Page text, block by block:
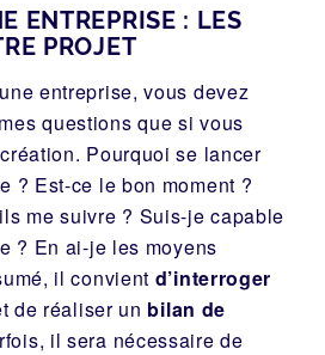
ENTREPRISE : LES
PROJET
entreprise, vous devez
questions que si vous
Pourquoi se lancer
? Est-ce le bon moment ?
me suivre ? Suis-je capable
? En ai-je les moyens
il convient d’interroger
de réaliser un bilan de
il sera nécessaire de